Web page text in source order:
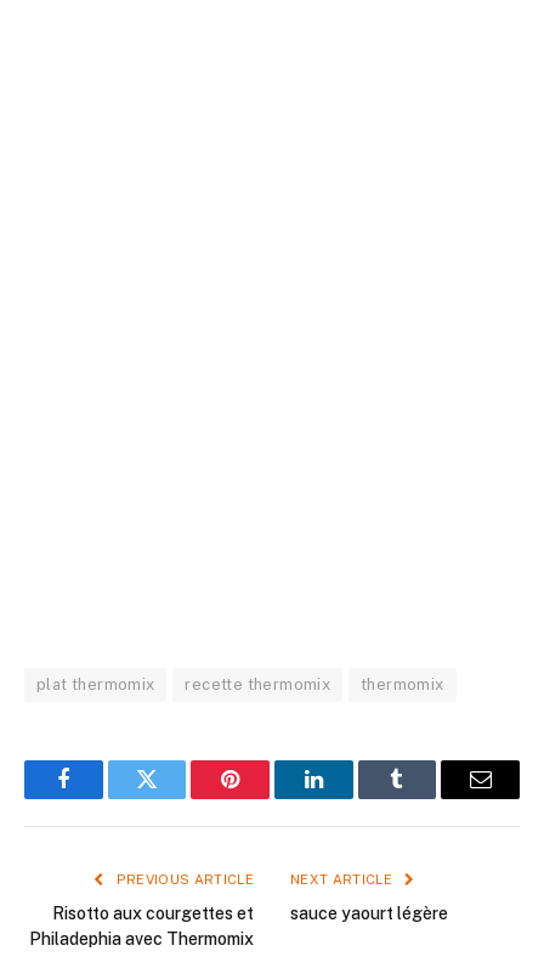
plat thermomix recette thermomix thermomix
FacebookTwitter Pinterest LinkedInTumblr Email
PREVIOUS ARTICLE
Risotto aux courgettes et
Philadephia avec Thermomix
NEXT ARTICLE
sauce yaourt légère